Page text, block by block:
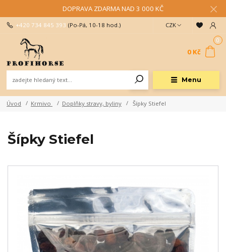
DOPRAVA ZDARMA NAD 3 000 KČ
Menu
CZK
+420 734 845 393 (Po-Pá, 10-18 hod.)
0
0 Kč
Úvod Krmivo Doplňky stravy, byliny Šípky Stiefel
Šípky Stiefel